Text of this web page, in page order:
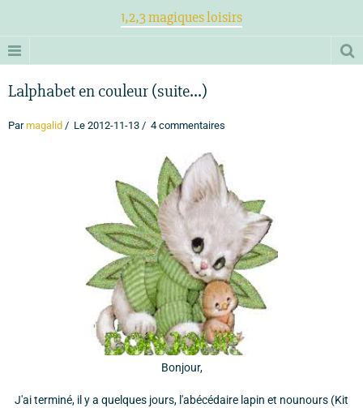
1,2,3 magiques loisirs
Lalphabet en couleur (suite...)
Parmagalid Le 2012-11-13 4 commentaires
Bonjour,
J'ai terminé, il y a quelques jours, l'abécédaire lapin et nounours (Kit